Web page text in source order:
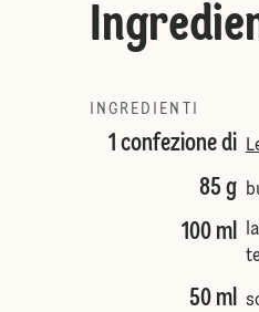
INGREDIENTI
1 confezione di
85 g
100 ml
50 ml